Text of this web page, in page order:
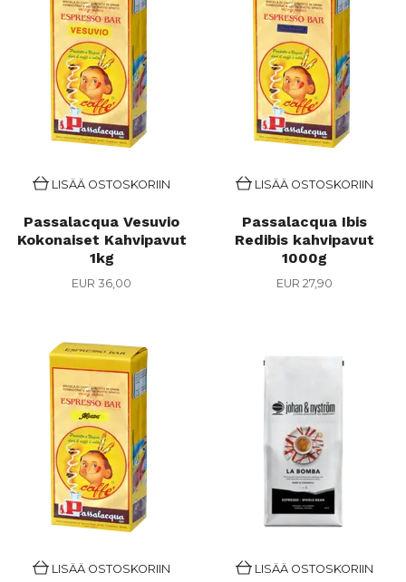
LISÄÄ OSTOSKORIIN
Passalacqua Vesuvio
Kokonaiset Kahvipavut
1kg
EUR 36,00
LISÄÄ OSTOSKORIIN
Passalacqua Ibis
Redibis kahvipavut
1000g
EUR 27,90
LISÄÄ OSTOSKORIIN LISÄÄ OSTOSKORIIN